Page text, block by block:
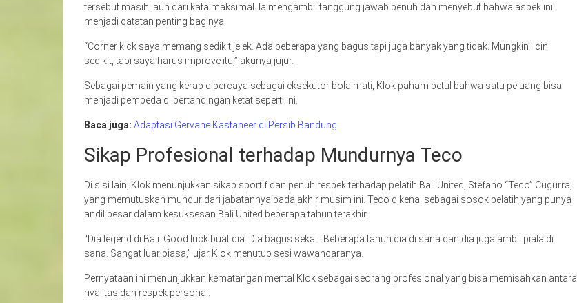
tersebut masih jauh dari kata maksimal. Ia mengambil tanggung jawab penuh dan menyebut bahwa aspek ini
menjadi catatan penting baginya.
“Corner kick saya memang sedikit jelek. Ada beberapa yang bagus tapi juga banyak yang tidak. Mungkin licin
sedikit, tapi saya harus improve itu,” akunya jujur.
Sebagai pemain yang kerap dipercaya sebagai eksekutor bola mati, Klok paham betul bahwa satu peluang bisa
menjadi pembeda di pertandingan ketat seperti ini.
Baca juga: Adaptasi Gervane Kastaneer di Persib Bandung
Sikap Profesional terhadap Mundurnya Teco
Di sisi lain, Klok menunjukkan sikap sportif dan penuh respek terhadap pelatih Bali United, Stefano “Teco” Cugurra,
yang memutuskan mundur dari jabatannya pada akhir musim ini. Teco dikenal sebagai sosok pelatih yang punya
andil besar dalam kesuksesan Bali United beberapa tahun terakhir.
“Dia legend di Bali. Good luck buat dia. Dia bagus sekali. Beberapa tahun dia di sana dan dia juga ambil piala di
sana. Sangat luar biasa,” ujar Klok menutup sesi wawancaranya.
Pernyataan ini menunjukkan kematangan mental Klok sebagai seorang profesional yang bisa memisahkan antara
rivalitas dan respek personal.